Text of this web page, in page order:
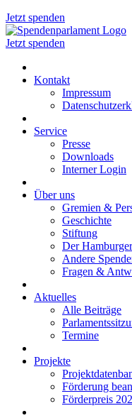
Jetzt spenden
Jetzt spenden
Kontakt
Impressum
Service
Presse
Downloads
Interner Login
Über uns
Gremien &
Geschichte
Stiftung
Der
Andere
Fragen &
Aktuelles
Alle Beiträge
Termine
Projekte
Förderung
Förderpreis